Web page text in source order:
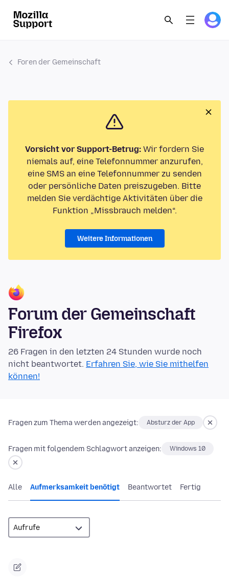
Foren der Gemeinschaft
Vorsicht vor Support-Betrug: Wir fordern Sie
niemals auf, eine Telefonnummer anzurufen,
eine SMS an eine Telefonnummer zu senden
oder persönliche Daten preiszugeben. Bitte
melden Sie verdächtige Aktivitäten über die
Funktion „Missbrauch melden“.
Weitere Informationen
Forum der Gemeinschaft
Firefox
26 Fragen in den letzten 24 Stunden wurde noch
nicht beantwortet. Erfahren Sie, wie Sie mithelfen
können!
Fragen zum Thema werden angezeigt: Absturz der App
Fragen mit folgendem Schlagwort anzeigen: Windows 10
Alle Aufmerksamkeit benötigt Beantwortet Fertig